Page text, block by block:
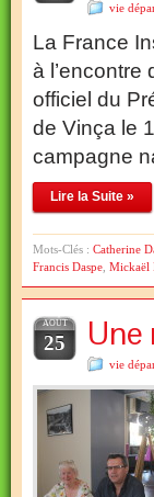
vie
La France
à l’encontre
officiel du
de Vinça le
campagne
Lire la Suite »
Mots-Clés : Catherine
Francis Daspe Mickaël
AOÛT
25 Une
vie